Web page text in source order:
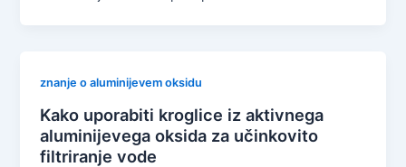
znanje o aluminijevem oksidu
Kako uporabiti kroglice iz aktivnega
aluminijevega oksida za učinkovito
filtriranje vode